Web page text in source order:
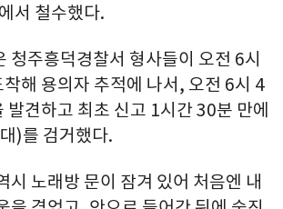
서 철수했다.
청주흥덕경찰서 형사들이 오전 6시
해 용의자 추적에 나서, 오전 6시 4
발견하고 최초 신고 1시간 30분 만에
)를 검거했다.
시 노래방 문이 잠겨 있어 처음엔 내